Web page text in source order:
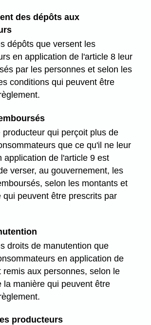
des dépôts aux
dépôts que versent les
en application de l'article 8 leur
par les personnes et selon les
conditions qui peuvent être
producteur qui perçoit plus de
que ce qu'il ne leur
application de l'article 9 est
verser, au gouvernement, les
selon les montants et
qui peuvent être prescrits par
droits de manutention que
en application de
remis aux personnes, selon le
la manière qui peuvent être
producteurs